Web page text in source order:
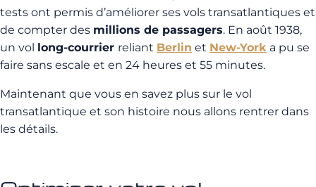
tests ont permis d’améliorer ses vols transatlantiques et
de compter des millions de passagers. En août 1938,
un vol long-courrier reliant Berlin et New-York a pu se
faire sans escale et en 24 heures et 55 minutes.
Maintenant que vous en savez plus sur le vol
transatlantique et son histoire nous allons rentrer dans
les détails.